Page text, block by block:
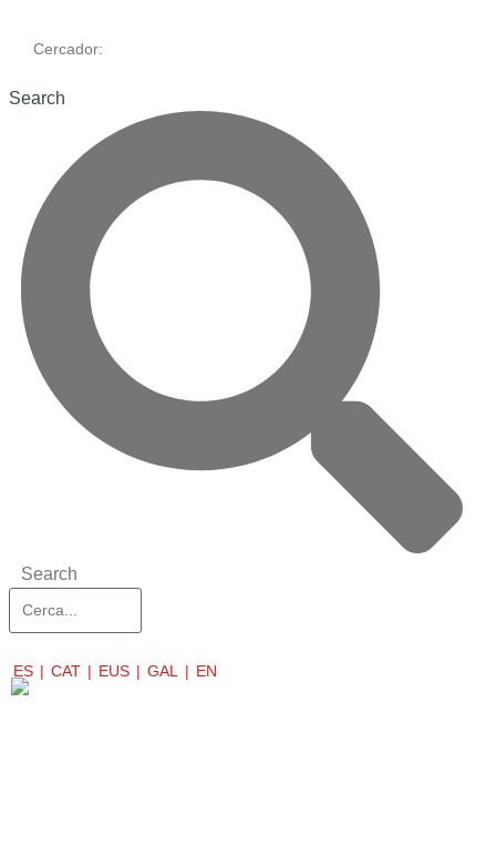
Cercador:
Search
Search
ES CAT EUS GAL EN